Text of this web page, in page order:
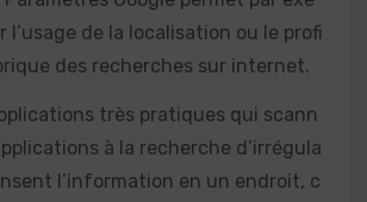
l’usage de la localisation ou le profi
des recherches sur internet.
très pratiques qui scann
à la recherche d’irrégula
l’information en un endroit, c